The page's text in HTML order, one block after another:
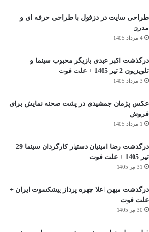
طراحی سایت در دزفول با طراحی حرفه‌ ای و
مدرن
4 مرداد 1405
درگذشت اکبر عبدی بازیگر محبوب سینما و
تلویزیون 2 تیر 1405 + علت فوت
3 مرداد 1405
عکس پژمان جمشیدی در پشت صحنه نمایش برای
فروش
1 مرداد 1405
درگذشت رضا امینیان دستیار کارگردان سینما 29
تیر 1405 + علت فوت
31 تیر 1405
درگذشت میهن اعلا چهره پرداز پیشکسوت ایران +
علت فوت
30 تیر 1405